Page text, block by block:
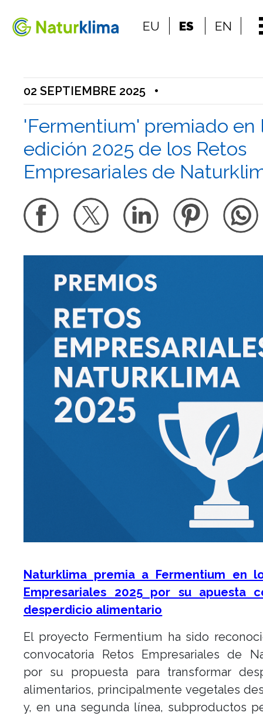
Ir a los contenidos
EU ES EN
02 SEPTIEMBRE 2025 •
'Fermentium' premiado en
edición 2025 de los Retos
Empresariales de
Naturklima premia a Fermentium en
Empresariales 2025 por su apuesta
desperdicio alimentario
El proyecto Fermentium ha sido
convocatoria Retos Empresariales de
por su propuesta para transformar
alimentarios, principalmente vegetales
y, en una segunda línea, subproductos